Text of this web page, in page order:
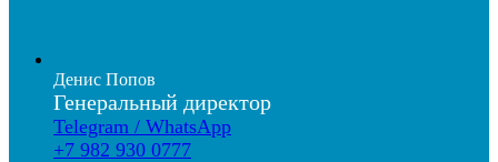
Денис Попов
Генеральный директор
Telegram / WhatsApp
+7 982 930 0777